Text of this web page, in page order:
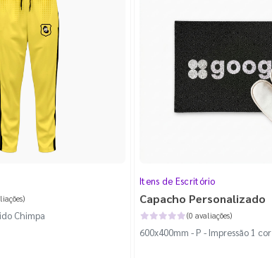
Chimpa
Itens de Escritório
Capacho Personalizado
(0 avaliações)
600x400mm - P - Impressão 1 cor